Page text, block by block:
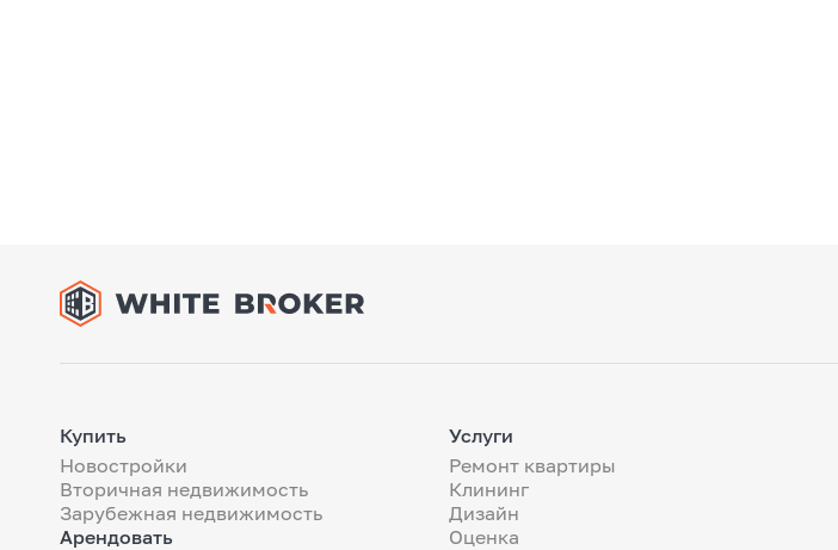
Купить
Новостройки
Вторичная недвижимость
Зарубежная недвижимость
Арендовать
Услуги
Ремонт квартиры
Клининг
Дизайн
Оценка